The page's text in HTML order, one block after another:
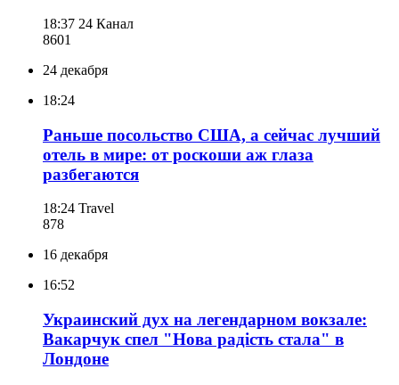
18:37 24 Канал
8601
24 декабря
18:24
Раньше посольство США, а сейчас лучший
отель в мире: от роскоши аж глаза
разбегаются
18:24 Travel
878
16 декабря
16:52
Украинский дух на легендарном вокзале:
Вакарчук спел "Нова радість стала" в
Лондоне